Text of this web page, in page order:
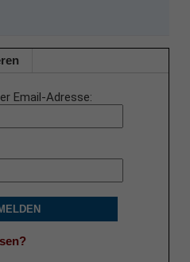
Email-Adresse